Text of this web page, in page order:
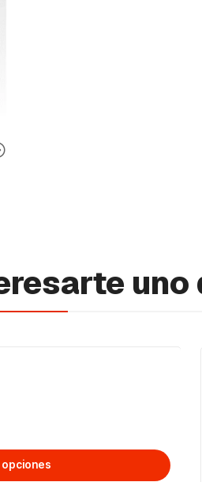
uno
opciones